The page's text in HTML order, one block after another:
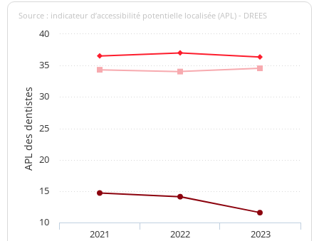
APL des dentistes
Source : indicateur d’accessibilité potentielle localisée (APL) - DREES
2021 2022 2023
10
15
20
25
30
35
40